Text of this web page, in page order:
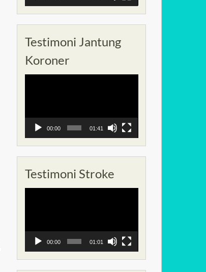
Testimoni Jantung
Koroner
00:00 01:41
Testimoni Stroke
00:00 01:01